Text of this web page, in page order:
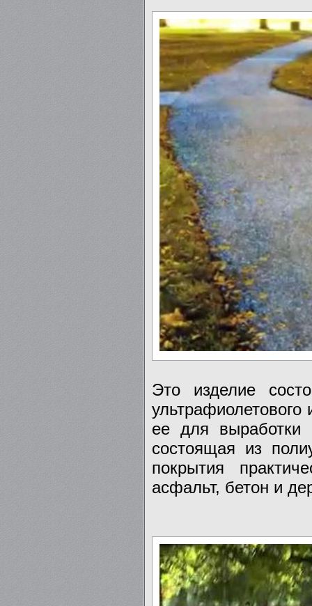
Это изделие
ее для выработки
состоящая из
покрытия
асфальт, бетон и